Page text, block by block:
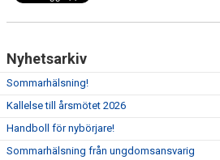
Nyhetsarkiv
Sommarhälsning!
Kallelse till årsmötet 2026
Handboll för nybörjare!
Sommarhälsning från ungdomsansvarig